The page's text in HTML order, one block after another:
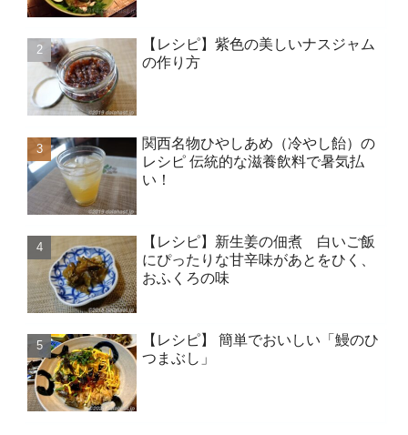
【レシピ】紫色の美しいナスジャム
の作り方
関西名物ひやしあめ（冷やし飴）の
レシピ 伝統的な滋養飲料で暑気払
い！
【レシピ】新生姜の佃煮 白いご飯
にぴったりな甘辛味があとをひく、
おふくろの味
【レシピ】 簡単でおいしい「鰻のひ
つまぶし」